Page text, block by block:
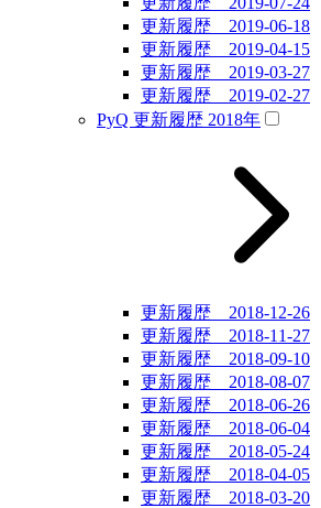
更新履歴 2019-06-18
更新履歴 2019-04-15
更新履歴 2019-03-27
更新履歴 2019-02-27
PyQ 更新履歴 2018年
更新履歴 2018-12-26
更新履歴 2018-11-27
更新履歴 2018-09-10
更新履歴 2018-08-07
更新履歴 2018-06-26
更新履歴 2018-06-04
更新履歴 2018-05-24
更新履歴 2018-04-05
更新履歴 2018-03-20